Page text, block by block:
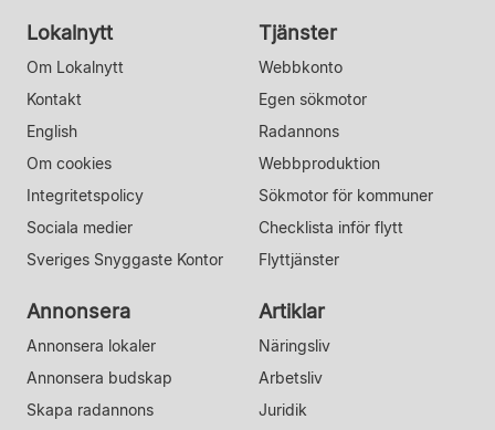
Lokalnytt
Om Lokalnytt
Kontakt
English
Om cookies
Integritetspolicy
Sociala medier
Sveriges Snyggaste Kontor
Tjänster
Webbkonto
Egen sökmotor
Radannons
Webbproduktion
Sökmotor för kommuner
Checklista inför flytt
Flyttjänster
Annonsera
Annonsera lokaler
Annonsera budskap
Skapa radannons
Artiklar
Näringsliv
Arbetsliv
Juridik